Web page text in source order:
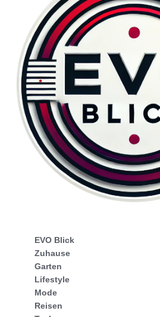
EVO Blick
Zuhause
Garten
Lifestyle
Mode
Reisen